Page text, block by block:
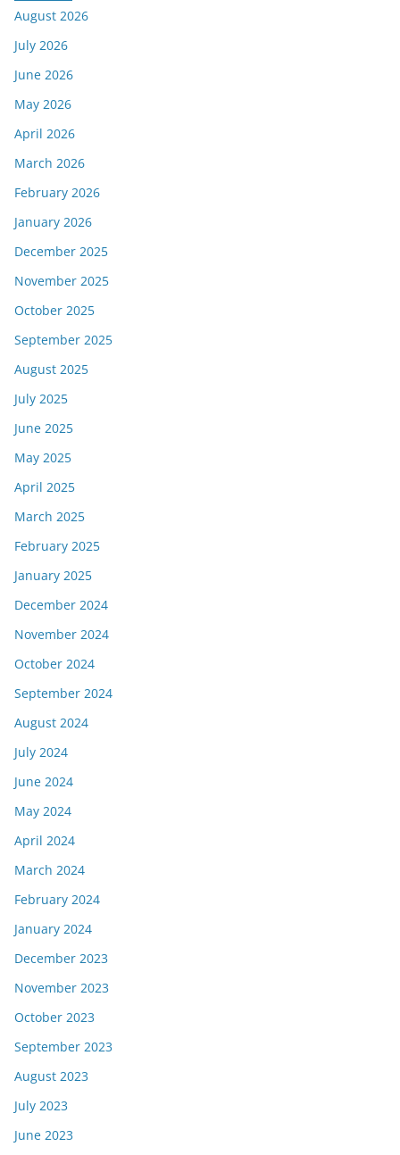
August 2026
July 2026
June 2026
May 2026
April 2026
March 2026
February 2026
January 2026
December 2025
November 2025
October 2025
September 2025
August 2025
July 2025
June 2025
May 2025
April 2025
March 2025
February 2025
January 2025
December 2024
November 2024
October 2024
September 2024
August 2024
July 2024
June 2024
May 2024
April 2024
March 2024
February 2024
January 2024
December 2023
November 2023
October 2023
September 2023
August 2023
July 2023
June 2023